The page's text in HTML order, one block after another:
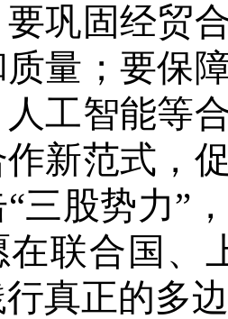
要巩固经贸
量；要保
工智能等
新范式，
三股势力”
在联合国、
真正的多